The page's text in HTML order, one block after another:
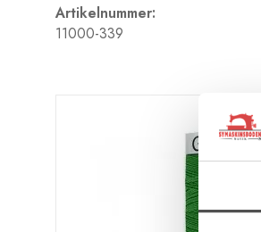
Artikelnummer:
11000-339